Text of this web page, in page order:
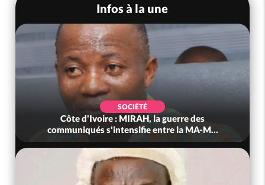
Infos à la une
SOCIÉTÉ
Côte d'Ivoire : MIRAH, la guerre des
communiqués s'intensifie entre la MA-M...